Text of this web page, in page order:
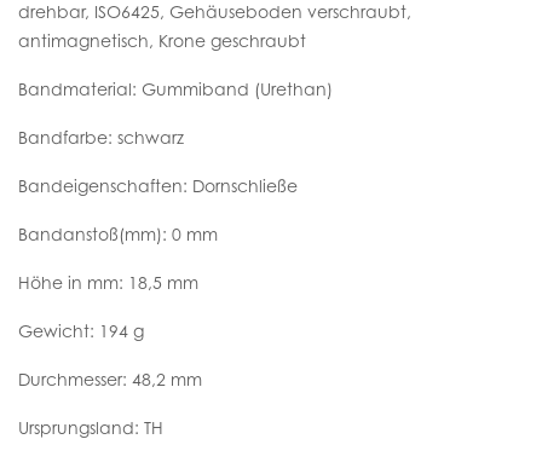
drehbar, ISO6425, Gehäuseboden verschraubt,
antimagnetisch, Krone geschraubt
Bandmaterial: Gummiband (Urethan)
Bandfarbe: schwarz
Bandeigenschaften: Dornschließe
Bandanstoß(mm): 0 mm
Höhe in mm: 18,5 mm
Gewicht: 194 g
Durchmesser: 48,2 mm
Ursprungsland: TH